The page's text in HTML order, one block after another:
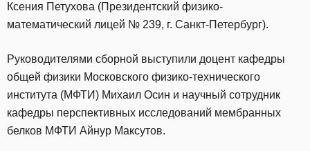
Ксения Петухова (Президентский физико-
математический лицей № 239, г. Санкт-Петербург).
Руководителями сборной выступили доцент кафедры
общей физики Московского физико-технического
института (МФТИ) Михаил Осин и научный сотрудник
кафедры перспективных исследований мембранных
белков МФТИ Айнур Максутов.